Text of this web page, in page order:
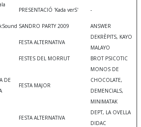
PRESENTACIÓ 'Kada verS' -
SANDRO PARTY 2009 ANSWER
FESTA ALTERNATIVA
DEKRÈPITS, KAYO
MALAYO
FESTES DEL MORRUT BROT PSICOTIC
DE
FESTA MAJOR
MONOS DE
CHOCOLATE,
DEMENCIALS,
MINIMATAK
FESTA ALTERNATIVA
DEPT, LA OVELLA
DIDAC